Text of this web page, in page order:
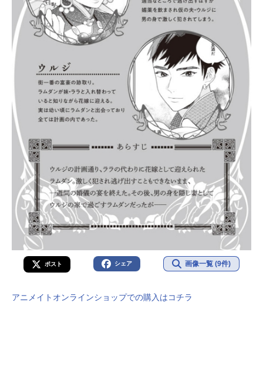
ポスト シェア 画像一覧 (9件)
アニメイトオンラインショップでの購入はコチラ